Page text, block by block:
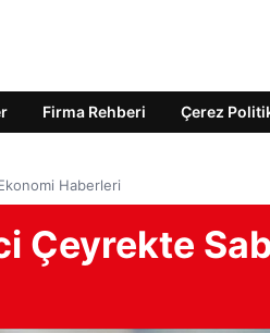
Firma Rehberi Çerez
Haberleri
Çeyrekte